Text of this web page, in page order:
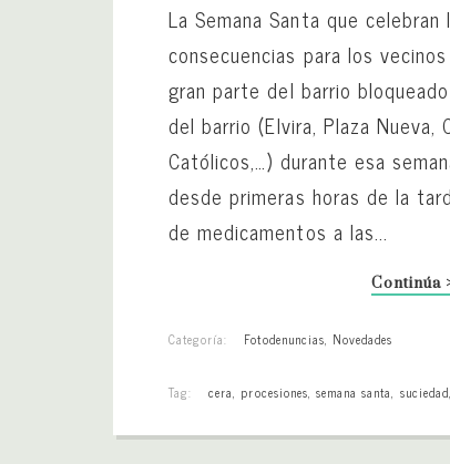
La Semana Santa que
consecuencias para los
gran parte del barrio
del barrio (Elvira, Plaza Nueva,
Católicos,…) durante esa
desde primeras horas de la
de medicamentos a las...
Continúa
Categoría: Fotodenuncias, Novedades
Tag: cera, procesiones, semana santa, suciedad,